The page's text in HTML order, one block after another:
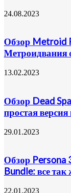
24.08.2023
Обзор Metroid
Метроидвания
13.02.2023
Обзор Dead
простая
29.01.2023
Обзор Persona
Bundle: все
22.01.2023